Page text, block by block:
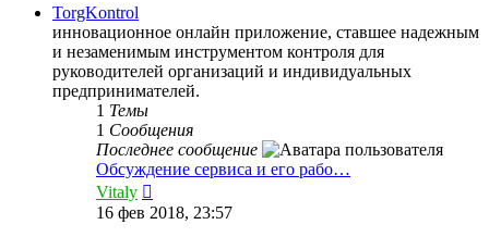
TorgKontrol
инновационное онлайн приложение, ставшее надежным
и незаменимым инструментом контроля для
руководителей организаций и индивидуальных
предпринимателей.
1 Темы
1 Сообщения
Последнее сообщение
Обсуждение сервиса и его рабо…
Vitaly
к
последнему
16 фев 2018, 23:57